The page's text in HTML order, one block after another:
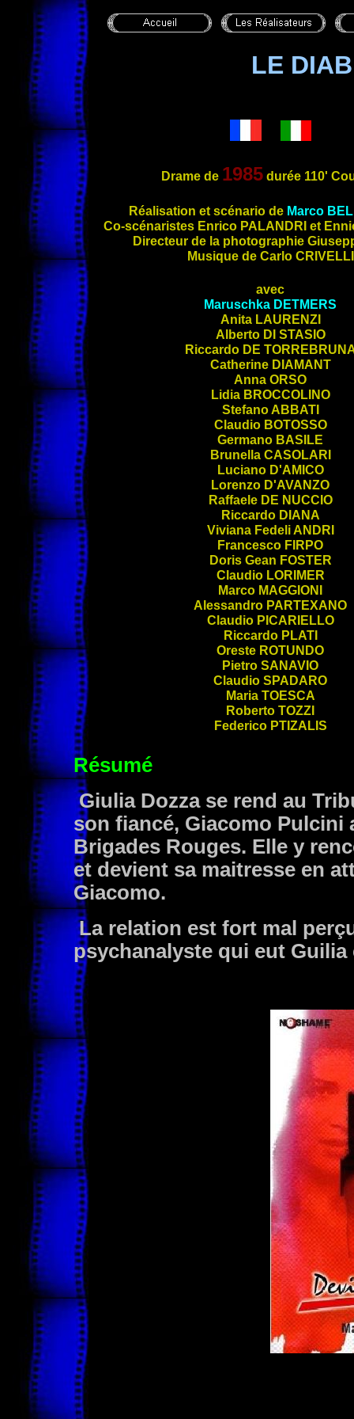
LE
Drame de 1985 durée 110'
Réalisation et scénario de Marco
Co-scénaristes Enrico PALANDRIet
Directeur de la photographie
Musique de Carlo CRIVELLI
avec
Maruschka DETMERS
Anita LAURENZI
Alberto DI STASIO
Riccardo DE
Catherine DIAMANT
Anna ORSO
Lidia BROCCOLINO
Stefano ABBATI
Claudio BOTOSSO
Germano BASILE
Brunella CASOLARI
Luciano D'AMICO
Lorenzo D'AVANZO
Raffaele DE NUCCIO
Riccardo DIANA
Viviana Fedeli ANDRI
Francesco FIRPO
Doris Gean FOSTER
Claudio LORIMER
Marco MAGGIONI
Alessandro PARTEXANO
Claudio PICARIELLO
Riccardo PLATI
Oreste ROTUNDO
Pietro SANAVIO
Claudio SPADARO
Maria TOESCA
Roberto TOZZI
Federico PTIZALIS
Résumé
Giulia Dozza se rend au
son fiancé, Giacomo Pulcini
Brigades Rouges. Elle y
et devient sa maitresse en
Giacomo.
La relation est fort mal
psychanalyste qui eut Guilia